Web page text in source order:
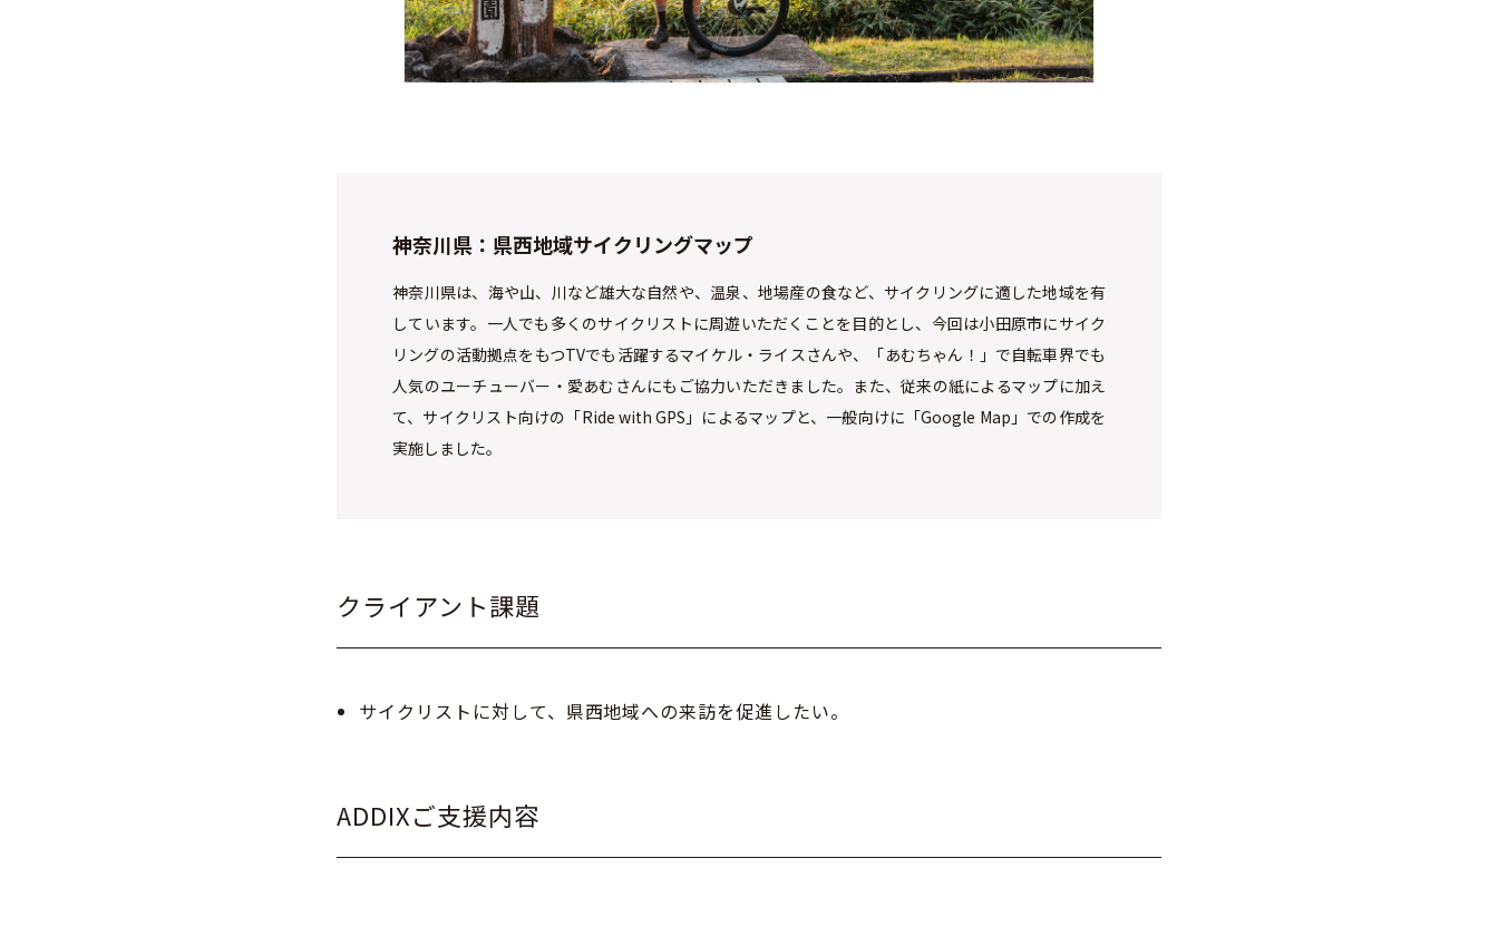
神奈川県：県西地域サイクリングマップ
神奈川県は、海や山、川など雄大な自然や、温泉、地場産の食など、サイクリングに適した地域を有
しています。一人でも多くのサイクリストに周遊いただくことを目的とし、今回は小田原市にサイク
リングの活動拠点をもつTVでも活躍するマイケル・ライスさんや、「あむちゃん！」で自転車界でも
人気のユーチューバー・愛あむさんにもご協力いただきました。また、従来の紙によるマップに加え
て、サイクリスト向けの「Ride with GPS」によるマップと、一般向けに「Google Map」での作成を
実施しました。
クライアント課題
サイクリストに対して、県西地域への来訪を促進したい。
ADDIXご支援内容